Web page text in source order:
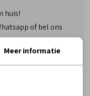
huis!
of bel ons
sale)
winkel!
Meer informatie